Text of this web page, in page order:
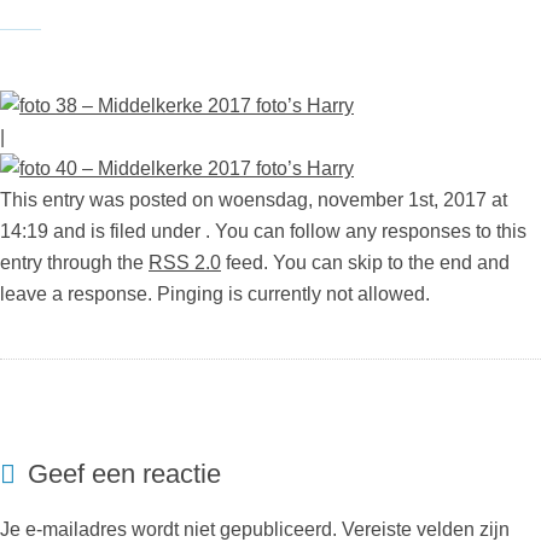
This entry was posted on woensdag, november 1st, 2017 at
14:19 and is filed under . You can follow any responses to this
entry through the RSS 2.0 feed. You can skip to the end and
leave a response. Pinging is currently not allowed.
Geef een reactie
Je e-mailadres wordt niet gepubliceerd. Vereiste velden zijn